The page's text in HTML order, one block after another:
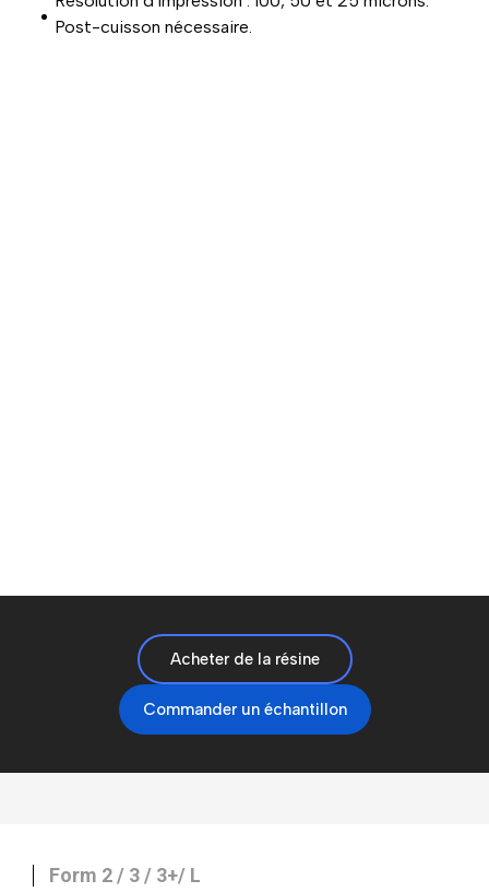
Post-cuisson nécessaire.
Acheter de la résine
Commander un échantillon
Form 2 / 3 / 3+/ L